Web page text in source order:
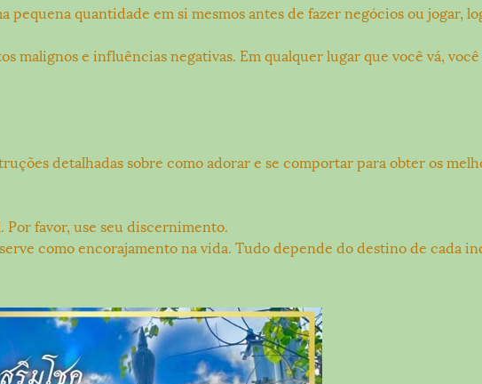
pequena quantidade em si mesmos antes de fazer negócios ou jogar,
malignos e influências negativas. Em qualquer lugar que você vá,
detalhadas sobre como adorar e se comportar para obter os
Por favor, use seu discernimento.
como encorajamento na vida. Tudo depende do destino de cada